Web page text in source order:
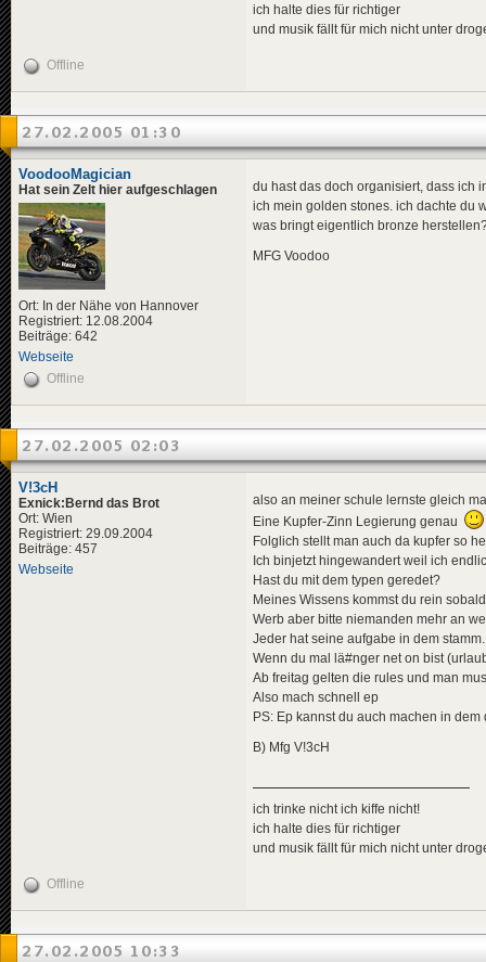
ich halte dies für richtiger
und musik fällt für mich nicht unter
Offline
27.02.2005 01:30
VoodooMagician
Hat sein Zelt hier aufgeschlagen
Ort: In der Nähe von Hannover
Registriert: 12.08.2004
Beiträge: 642
Webseite
du hast das doch organisiert, dass ich
ich mein golden stones. ich dachte du
was bringt eigentlich bronze
MFG Voodoo
Offline
27.02.2005 02:03
V!3cH
Exnick:Bernd das Brot
Ort: Wien
Registriert: 29.09.2004
Beiträge: 457
Webseite
also an meiner schule lernste gleich
Eine Kupfer-Zinn Legierung genau
Folglich stellt man auch da kupfer so
Ich binjetzt hingewandert weil ich
Hast du mit dem typen geredet?
Meines Wissens kommst du rein
Werb aber bitte niemanden mehr an
Jeder hat seine aufgabe in dem stamm.
Wenn du mal lä#nger net on bist
Ab freitag gelten die rules und man
Also mach schnell ep
PS: Ep kannst du auch machen in
B) Mfg V!3cH
ich trinke nicht ich kiffe nicht!
ich halte dies für richtiger
und musik fällt für mich nicht unter
Offline
27.02.2005 10:33